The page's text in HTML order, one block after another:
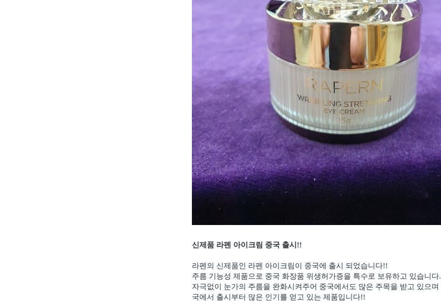
신제품 라펜 아이크림 중국 출시!!
라펜의 신제품인 라펜 아이크림이 중국에 출시 되었습니다!!
주름 기능성 제품으로 중국 화장품 위생허가증을 특수로 보유하고 있습니다.
자극없이 눈가의 주름을 완화시켜주어 중국에서도 많은 주목을 받고 있으며
국에서 출시부터 많은 인기를 얻고 있는 제품입니다!!